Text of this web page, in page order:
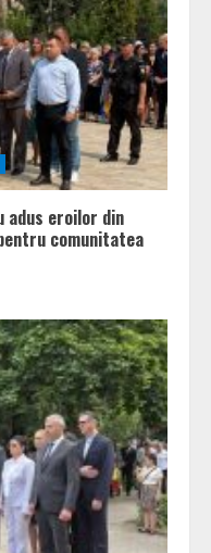
adus eroilor din
comunitatea